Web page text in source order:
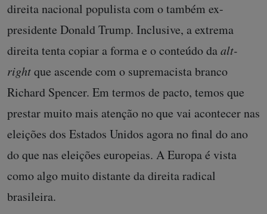
direita nacional populista com o também ex-
presidente Donald Trump. Inclusive, a extrema
direita tenta copiar a forma e o conteúdo daalt-
rightque ascende com o supremacista branco
Richard Spencer. Em termos de pacto, temos que
prestar muito mais atenção no que vai acontecer nas
eleições dos Estados Unidos agora no final do ano
do que nas eleições europeias. A Europa é vista
como algo muito distante da direita radical
brasileira.